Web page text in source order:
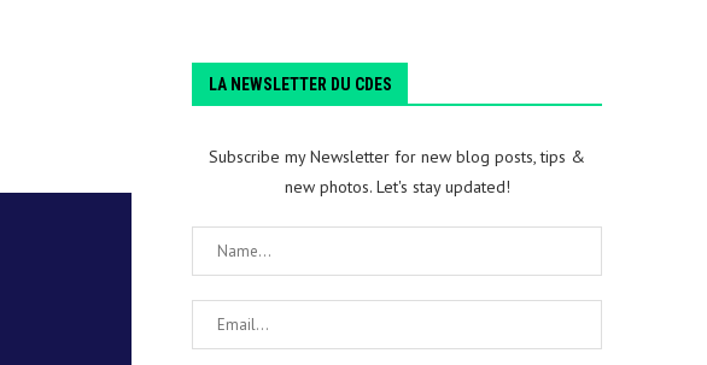
LA NEWSLETTER DU CDES
Subscribe my Newsletter for new blog posts, tips &
new photos. Let's stay updated!